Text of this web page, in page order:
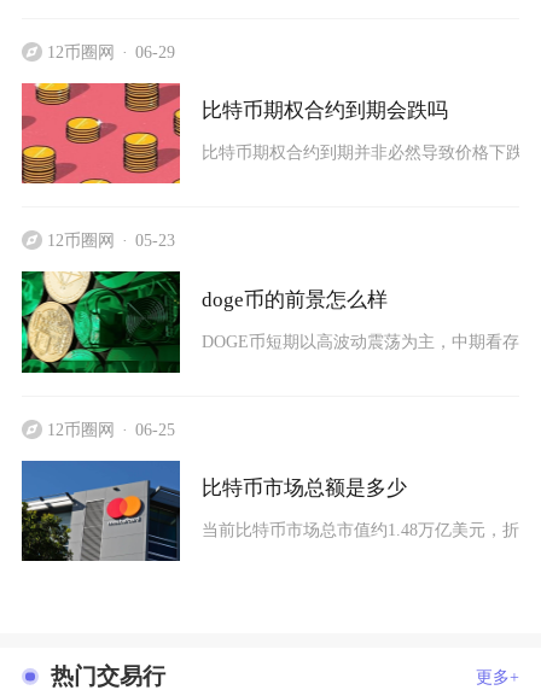
12币圈网 06-29
比特币期权合约到期会跌吗
比特币期权合约到期并非必然导致价格下跌
12币圈网 05-23
doge币的前景怎么样
DOGE币短期以高波动震荡为主，中期看存
12币圈网 06-25
比特币市场总额是多少
当前比特币市场总市值约1.48万亿美元，折
热门交易行 更多+